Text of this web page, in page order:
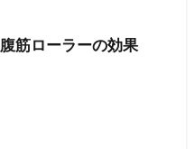
腹筋ローラーの効果